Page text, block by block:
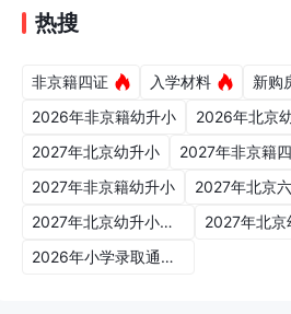
热搜
非京籍四证 入学材料
新购
2026年非京籍幼升小
2027年北京幼升小
2027年非京籍
2027年非京籍幼升小
2027年北京幼升小六年一学位政策
2026年小学录取通知书